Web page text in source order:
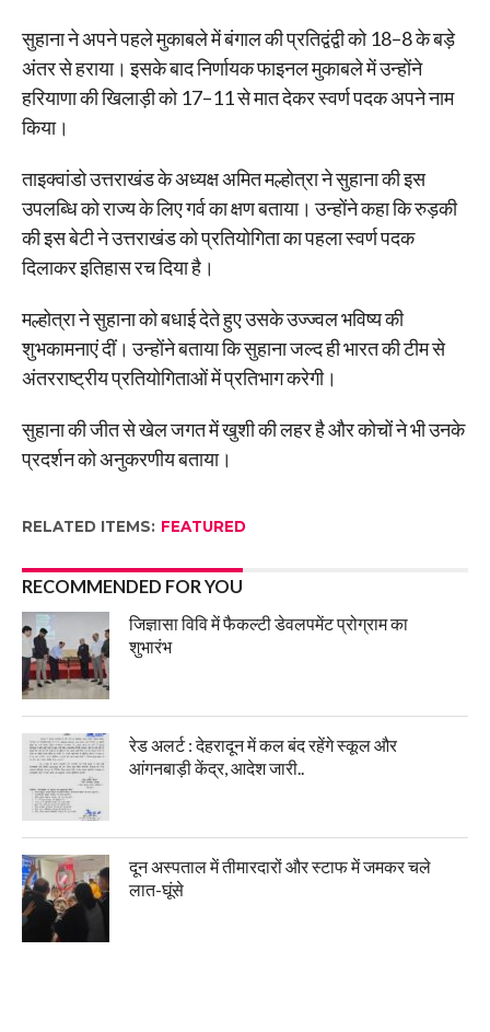
सुहाना ने अपने पहले मुकाबले में बंगाल की प्रतिद्वंद्वी को 18–8 के बड़े
अंतर से हराया। इसके बाद निर्णायक फाइनल मुकाबले में उन्होंने
हरियाणा की खिलाड़ी को 17–11 से मात देकर स्वर्ण पदक अपने नाम
किया।
ताइक्वांडो उत्तराखंड के अध्यक्ष अमित मल्होत्रा ने सुहाना की इस
उपलब्धि को राज्य के लिए गर्व का क्षण बताया। उन्होंने कहा कि रुड़की
की इस बेटी ने उत्तराखंड को प्रतियोगिता का पहला स्वर्ण पदक
दिलाकर इतिहास रच दिया है।
मल्होत्रा ने सुहाना को बधाई देते हुए उसके उज्ज्वल भविष्य की
शुभकामनाएं दीं। उन्होंने बताया कि सुहाना जल्द ही भारत की टीम से
अंतरराष्ट्रीय प्रतियोगिताओं में प्रतिभाग करेगी।
सुहाना की जीत से खेल जगत में खुशी की लहर है और कोचों ने भी उनके
प्रदर्शन को अनुकरणीय बताया।
RELATED ITEMS: FEATURED
RECOMMENDED FOR YOU
जिज्ञासा विवि में फैकल्टी डेवलपमेंट प्रोग्राम का
शुभारंभ
रेड अलर्ट : देहरादून में कल बंद रहेंगे स्कूल और
आंगनबाड़ी केंद्र, आदेश जारी..
दून अस्पताल में तीमारदारों और स्टाफ में जमकर चले
लात-घूंसे